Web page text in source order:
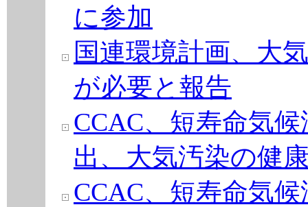
に参加
国連環境計画、大
が必要と報告
CCAC、短寿命気
出、大気汚染の健
CCAC、短寿命気